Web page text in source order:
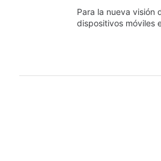
Para la nueva visión
dispositivos móviles